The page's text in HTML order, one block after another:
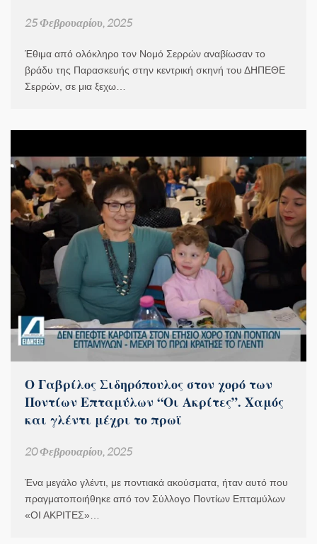
25 Φεβρουαρίου, 2025
Έθιμα από ολόκληρο τον Νομό Σερρών αναβίωσαν το
βράδυ της Παρασκευής στην κεντρική σκηνή του ΔΗΠΕΘΕ
Σερρών, σε μια ξεχω…
Ο Γαβρίλος Σιδηρόπουλος στον χορό των
Ποντίων Επταμύλων “Οι Ακρίτες”. Χαμός
και γλέντι μέχρι το πρωϊ
20 Φεβρουαρίου, 2025
Ένα μεγάλο γλέντι, με ποντιακά ακούσματα, ήταν αυτό που
πραγματοποιήθηκε από τον Σύλλογο Ποντίων Επταμύλων
«ΟΙ ΑΚΡΙΤΕΣ»…